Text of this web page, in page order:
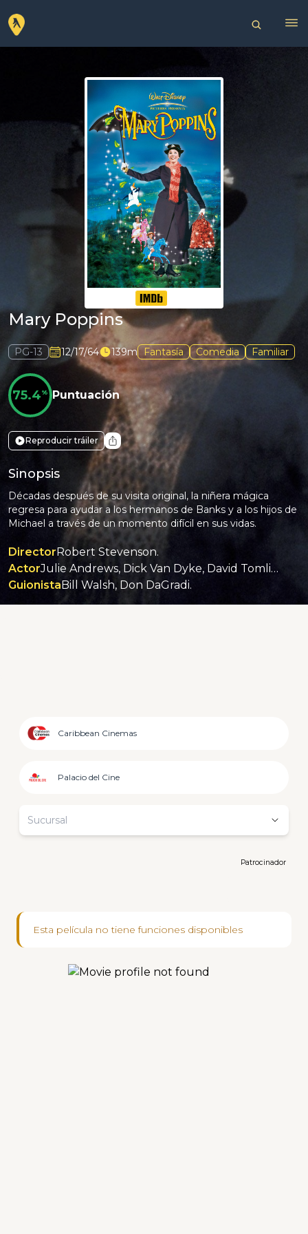
Mary Poppins
PG-13 12/17/64 139m Fantasía Comedia Familiar
75.4% Puntuación
Reproducir tráiler
Sinopsis
Décadas después de su visita original, la niñera mágica
regresa para ayudar a los hermanos de Banks y a los hijos de
Michael a través de un momento difícil en sus vidas.
DirectorRobert Stevenson.
Actor
Julie Andrews, Dick Van Dyke, David Tomlinson, Glynis Johns, Hermione Baddeley, Karen Dotrice.
GuionistaBill Walsh, Don DaGradi.
Caribbean Cinemas
Palacio del Cine
Sucursal
Patrocinador
Esta película no tiene funciones disponibles